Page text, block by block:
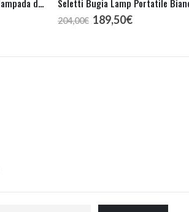
Seletti Bird Lamp Waiting black lampada da tavolo Seletti Bugia Lamp Portatile
204,00€ Il
prezzo
189,50€Il